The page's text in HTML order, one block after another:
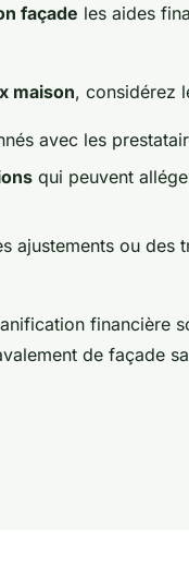
façade les aides
maison, considérez
avec les
qui peuvent
ajustements ou des
financière
de façade